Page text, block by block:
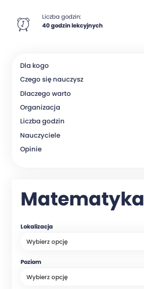
Liczba godzin:
40 godzin lekcyjnych
Dla kogo
Czego się nauczysz
Dlaczego warto
Organizacja
Liczba godzin
Nauczyciele
Opinie
Matematyka
Lokalizacja
Poziom